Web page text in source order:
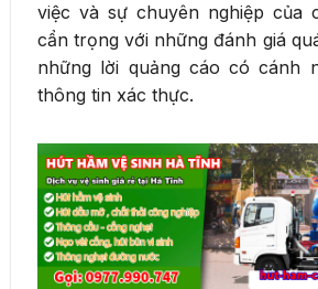
việc và sự chuyên nghiệp của
cẩn trọng với những đánh giá
những lời quảng cáo có cánh
thông tin xác thực.